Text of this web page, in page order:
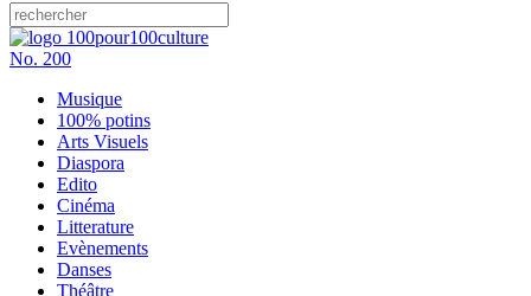
No. 200
Musique
100% potins
Arts Visuels
Diaspora
Edito
Cinéma
Litterature
Evènements
Danses
Théâtre